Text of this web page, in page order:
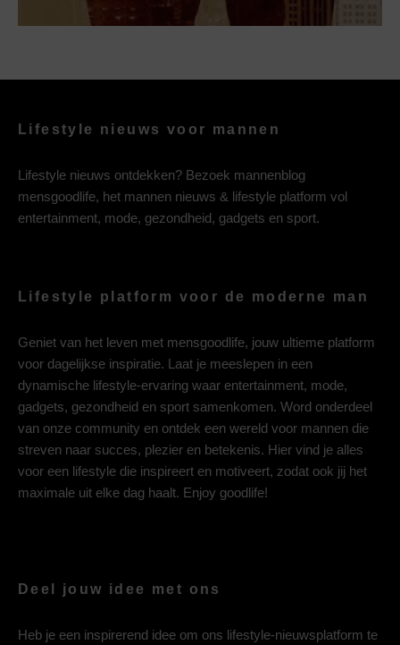
Lifestyle nieuws voor mannen
Lifestyle nieuws ontdekken? Bezoek mannenblog
mensgoodlife, het mannen nieuws & lifestyle platform vol
entertainment, mode, gezondheid, gadgets en sport.
Lifestyle platform voor de moderne man
Geniet van het leven met mensgoodlife, jouw ultieme platform
voor dagelijkse inspiratie. Laat je meeslepen in een
dynamische lifestyle-ervaring waar entertainment, mode,
gadgets, gezondheid en sport samenkomen. Word onderdeel
van onze community en ontdek een wereld voor mannen die
streven naar succes, plezier en betekenis. Hier vind je alles
voor een lifestyle die inspireert en motiveert, zodat ook jij het
maximale uit elke dag haalt. Enjoy goodlife!
Deel jouw idee met ons
Heb je een inspirerend idee om ons lifestyle-nieuwsplatform te